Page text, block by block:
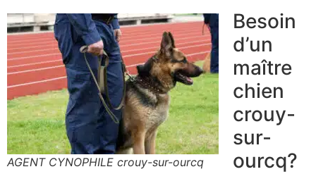
AGENT CYNOPHILE crouy-sur-ourcq
Besoin
d’un
maître
chien
crouy-
sur-
ourcq?